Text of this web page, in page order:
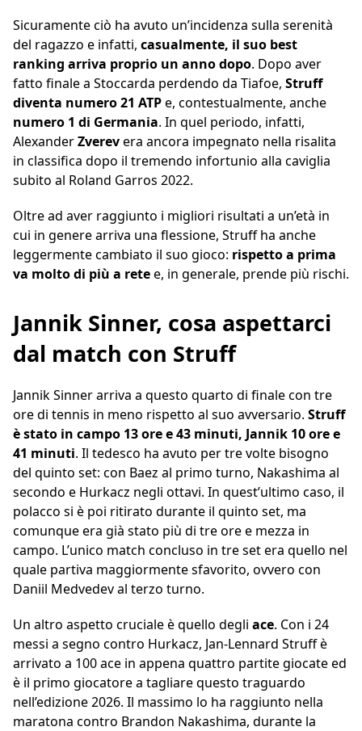
Sicuramente ciò ha avuto un’incidenza sulla serenità
del ragazzo e infatti, casualmente, il suo best
ranking arriva proprio un anno dopo. Dopo aver
fatto finale a Stoccarda perdendo da Tiafoe, Struff
diventa numero 21 ATPe, contestualmente, anche
numero 1 di Germania. In quel periodo, infatti,
AlexanderZverevera ancora impegnato nella risalita
in classifica dopo il tremendo infortunio alla caviglia
subito al Roland Garros 2022.
Oltre ad aver raggiunto i migliori risultati a un’età in
cui in genere arriva una flessione, Struff ha anche
leggermente cambiato il suo gioco: rispetto a prima
va molto di più a retee, in generale, prende più rischi.
Jannik Sinner, cosa aspettarci
dal match con Struff
Jannik Sinner arriva a questo quarto di finale con tre
ore di tennis in meno rispetto al suo avversario. Struff
è stato in campo 13 ore e 43 minuti, Jannik 10 ore e
41 minuti. Il tedesco ha avuto per tre volte bisogno
del quinto set: con Baez al primo turno, Nakashima al
secondo e Hurkacz negli ottavi. In quest’ultimo caso, il
polacco si è poi ritirato durante il quinto set, ma
comunque era già stato più di tre ore e mezza in
campo. L’unico match concluso in tre set era quello nel
quale partiva maggiormente sfavorito, ovvero con
Daniil Medvedev al terzo turno.
Un altro aspetto cruciale è quello degli ace. Con i 24
messi a segno contro Hurkacz, Jan-Lennard Struff è
arrivato a 100 ace in appena quattro partite giocate ed
è il primo giocatore a tagliare questo traguardo
nell’edizione 2026. Il massimo lo ha raggiunto nella
maratona contro Brandon Nakashima, durante la